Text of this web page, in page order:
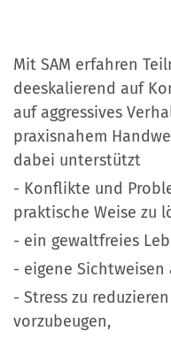
Mit SAM erfahren
deeskalierend auf
auf aggressives
praxisnahem
dabei unterstützt
- Konflikte und
praktische Weise zu
- ein gewaltfreies
- eigene
- Stress zu
vorzubeugen,